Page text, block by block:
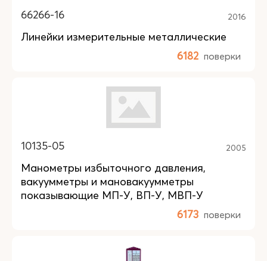
66266-16 2016
Линейки измерительные металлические
6182 поверки
10135-05 2005
Манометры избыточного давления,
вакуумметры и мановакуумметры
показывающие МП-У, ВП-У, МВП-У
6173 поверки